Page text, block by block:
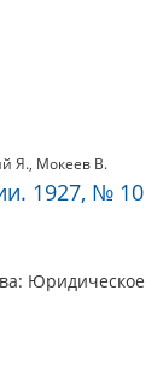
Я., Мокеев В.
1927, № 10
Юридическое